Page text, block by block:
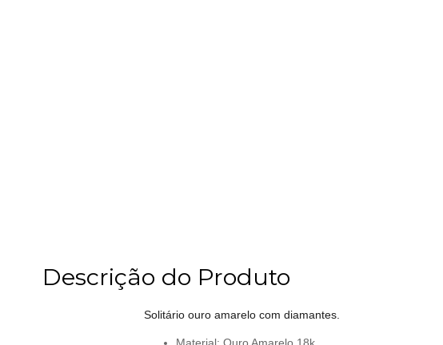
Descrição do Produto
Solitário ouro amarelo com diamantes.